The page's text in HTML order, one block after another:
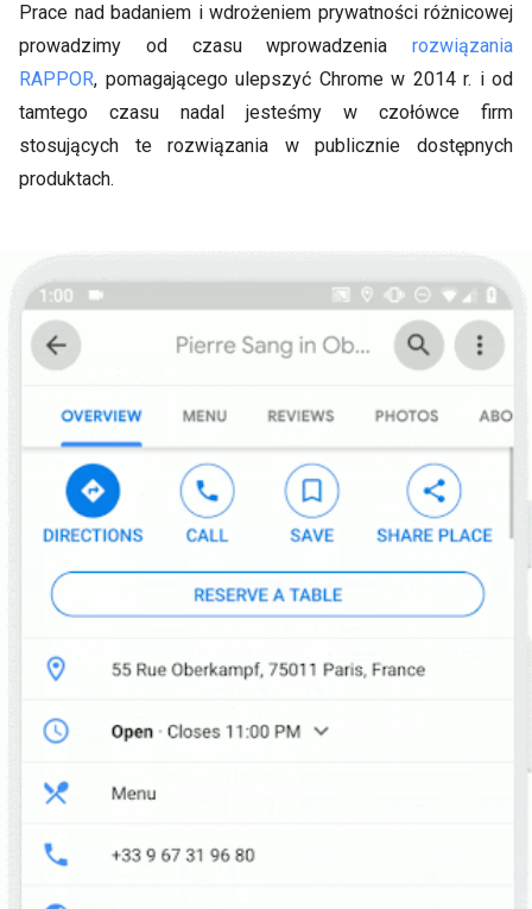
Prace nad badaniem i wdrożeniem prywatności różnicowej
prowadzimy od czasu wprowadzenia rozwiązania
RAPPOR, pomagającego ulepszyć Chrome w 2014 r. i od
tamtego czasu nadal jesteśmy w czołówce firm
stosujących te rozwiązania w publicznie dostępnych
produktach.